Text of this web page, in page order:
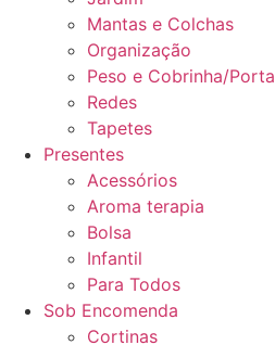
Mantas e Colchas
Organização
Peso e Cobrinha/Porta
Redes
Tapetes
Presentes
Acessórios
Aroma terapia
Bolsa
Infantil
Para Todos
Sob Encomenda
Cortinas